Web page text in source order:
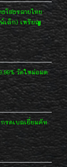
โสธรลายไทย
เล็ก) เหรียญ
วัดใหม่อมต
รดเบลเยี่ยมคัท